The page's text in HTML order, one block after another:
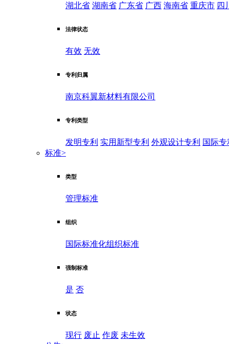
湖北省 湖南省 广东省 广西 海南省 重庆市 四
法律状态
有效 无效
专利归属
南京科翼新材料有限公司
专利类型
发明专利 实用新型专利 外观设计专利 国际专
标准>
类型
管理标准
组织
国际标准化组织标准
强制标准
是 否
状态
现行 废止 作废 未生效